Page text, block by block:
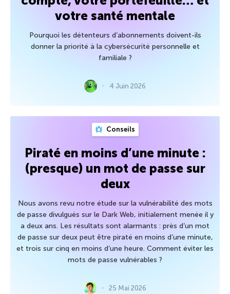
votre santé mentale
Pourquoi les détenteurs d’abonnements doivent-ils
donner la priorité à la cybersécurité personnelle et
familiale ?
4 Juin 2026
Conseils
Piraté en moins d’une minute :
(presque) un mot de passe sur
deux
Nous avons revu notre étude sur la vulnérabilité des mots
de passe divulgués sur le Dark Web, initialement menée il y
a deux ans. Les résultats sont alarmants : près d’un mot
de passe sur deux peut être piraté en moins d’une minute,
et trois sur cinq en moins d’une heure. Comment éviter les
mots de passe vulnérables ?
25 Mai 2026